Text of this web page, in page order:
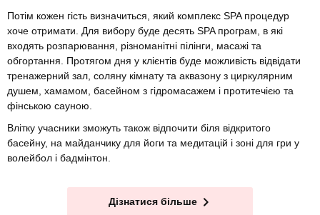
Потім кожен гість визначиться, який комплекс SPA процедур
хоче отримати. Для вибору буде десять SPA програм, в які
входять розпарювання, різноманітні пілінги, масажі та
обгортання. Протягом дня у клієнтів буде можливість відвідати
тренажерний зал, соляну кімнату та аквазону з циркулярним
душем, хамамом, басейном з гідромасажем і протитечією та
фінською сауною.
Влітку учасники зможуть також відпочити біля відкритого
басейну, на майданчику для йоги та медитацій і зоні для гри у
волейбол і бадмінтон.
Дізнатися більше